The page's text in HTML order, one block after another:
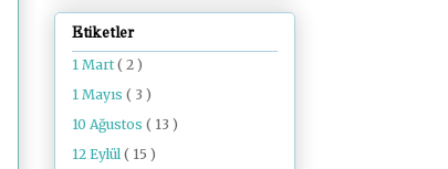
Etiketler
1 Mart ( 2 )
1 Mayıs ( 3 )
10 Ağustos ( 13 )
12 Eylül ( 15 )